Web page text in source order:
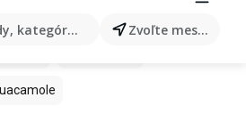
kategórie, produkty... Zvoľte mesto